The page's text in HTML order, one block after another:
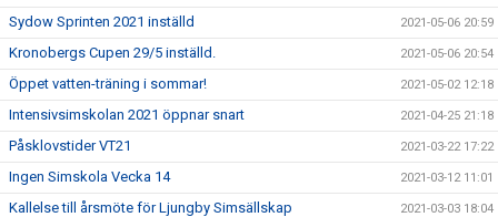
Sydow Sprinten 2021 inställd 2021-05-06 20:59
Kronobergs Cupen 29/5 inställd. 2021-05-06 20:54
Öppet vatten-träning i sommar! 2021-05-02 12:18
Intensivsimskolan 2021 öppnar snart 2021-04-25 21:18
Påsklovstider VT21 2021-03-22 17:22
Ingen Simskola Vecka 14 2021-03-12 11:01
Kallelse till årsmöte för Ljungby Simsällskap 2021-03-03 18:04